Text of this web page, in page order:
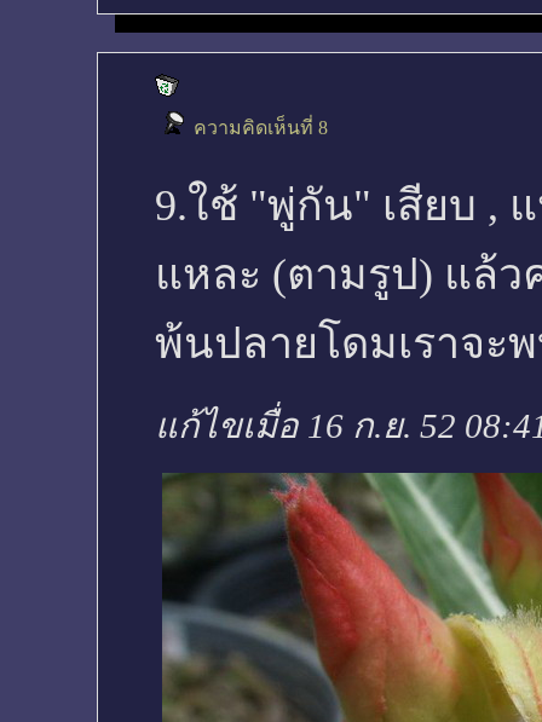
ความคิดเห็นที่ 8
9.ใช้ "พู่กัน" เสียบ ,
แหละ (ตามรูป) แล้
พ้นปลายโดมเราจะ
แก้ไขเมื่อ 16 ก.ย. 52